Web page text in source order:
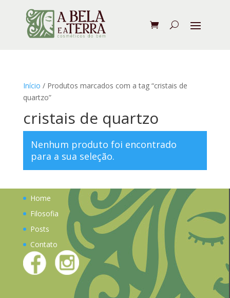
Início / Produtos marcados com a tag “cristais de
quartzo”
cristais de quartzo
Nenhum produto foi encontrado
para a sua seleção.
Home
Filosofia
Posts
Contato